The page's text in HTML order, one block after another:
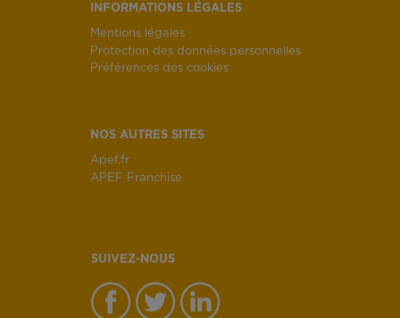
INFORMATIONS LÉGALES
Mentions légales
Protection des données personnelles
Préférences des cookies
NOS AUTRES SITES
Apef.fr
APEF Franchise
SUIVEZ-NOUS